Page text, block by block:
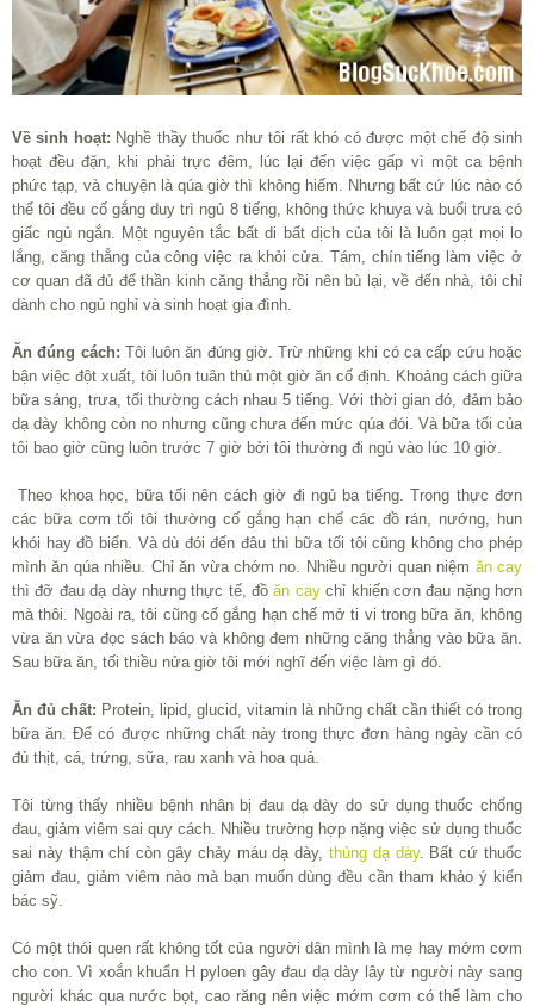
Về sinh hoạt: Nghề thầy thuốc như tôi rất khó có được một chế độ sinh
hoạt đều đặn, khi phải trực đêm, lúc lại đến việc gấp vì một ca bệnh
phức tạp, và chuyện là qúa giờ thì không hiếm. Nhưng bất cứ lúc nào có
thể tôi đều cố gắng duy trì ngủ 8 tiếng, không thức khuya và buổi trưa có
giấc ngủ ngắn. Một nguyên tắc bất di bất dịch của tôi là luôn gạt mọi lo
lắng, căng thẳng của công việc ra khỏi cửa. Tám, chín tiếng làm việc ở
cơ quan đã đủ để thần kinh căng thẳng rồi nên bù lại, về đến nhà, tôi chỉ
dành cho ngủ nghỉ và sinh hoạt gia đình.
Ăn đúng cách: Tôi luôn ăn đúng giờ. Trừ những khi có ca cấp cứu hoặc
bận việc đột xuất, tôi luôn tuân thủ một giờ ăn cố định. Khoảng cách giữa
bữa sáng, trưa, tối thường cách nhau 5 tiếng. Với thời gian đó, đảm bảo
dạ dày không còn no nhưng cũng chưa đến mức qúa đói. Và bữa tối của
tôi bao giờ cũng luôn trước 7 giờ bởi tôi thường đi ngủ vào lúc 10 giờ.
Theo khoa học, bữa tối nên cách giờ đi ngủ ba tiếng. Trong thực đơn
các bữa cơm tối tôi thường cố gắng hạn chế các đồ rán, nướng, hun
khói hay đồ biển. Và dù đói đến đâu thì bữa tối tôi cũng không cho phép
mình ăn qúa nhiều. Chỉ ăn vừa chớm no. Nhiều người quan niệm ăn cay
thì đỡ đau dạ dày nhưng thực tế, đồăn caychỉ khiến cơn đau nặng hơn
mà thôi. Ngoài ra, tôi cũng cố gắng hạn chế mở ti vi trong bữa ăn, không
vừa ăn vừa đọc sách báo và không đem những căng thẳng vào bữa ăn.
Sau bữa ăn, tối thiều nửa giờ tôi mới nghĩ đến việc làm gì đó.
Ăn đủ chất: Protein, lipid, glucid, vitamin là những chất cần thiết có trong
bữa ăn. Để có được những chất này trong thực đơn hàng ngày cần có
đủ thịt, cá, trứng, sữa, rau xanh và hoa quả.
Tôi từng thấy nhiều bệnh nhân bị đau dạ dày do sử dụng thuốc chống
đau, giảm viêm sai quy cách. Nhiều trường hợp nặng việc sử dụng thuốc
sai này thậm chí còn gây chảy máu dạ dày, thủng dạ dày. Bất cứ thuốc
giảm đau, giảm viêm nào mà bạn muốn dùng đều cần tham khảo ý kiến
bác sỹ.
Có một thói quen rất không tốt của người dân mình là mẹ hay mớm cơm
cho con. Vì xoắn khuẩn H pyloen gây đau dạ dày lây từ người này sang
người khác qua nước bọt, cao răng nên việc mớm cơm có thể làm cho